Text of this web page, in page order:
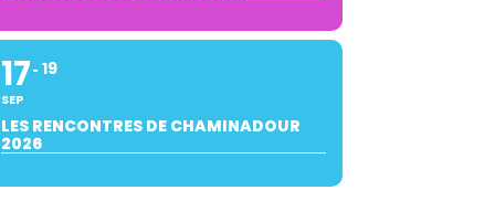
17
SEP
19
LES RENCONTRES DE CHAMINADOUR
2026